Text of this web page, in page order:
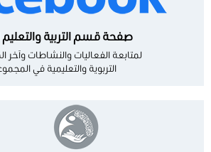
صفحة قسم التربية والتعليم
لمتابعة الفعاليات والنشاطات وآخر
التربوية والتعليمية في